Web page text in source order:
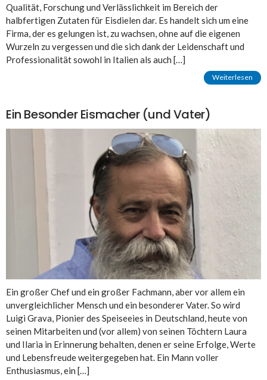
Qualität, Forschung und Verlässlichkeit im Bereich der
halbfertigen Zutaten für Eisdielen dar. Es handelt sich um eine
Firma, der es gelungen ist, zu wachsen, ohne auf die eigenen
Wurzeln zu vergessen und die sich dank der Leidenschaft und
Professionalität sowohl in Italien als auch […]
Weiterlesen
Ein Besonder Eismacher (und Vater)
Ein großer Chef und ein großer Fachmann, aber vor allem ein
unvergleichlicher Mensch und ein besonderer Vater. So wird
Luigi Grava, Pionier des Speiseeies in Deutschland, heute von
seinen Mitarbeiten und (vor allem) von seinen Töchtern Laura
und Ilaria in Erinnerung behalten, denen er seine Erfolge, Werte
und Lebensfreude weitergegeben hat. Ein Mann voller
Enthusiasmus, ein […]